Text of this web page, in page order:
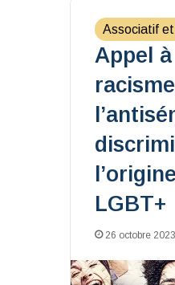
Associatif
Appel
LGBT+
26 octobre 2023